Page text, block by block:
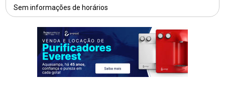
Sem informações de horários